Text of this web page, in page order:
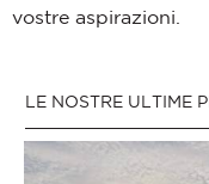
vostre aspirazioni.
LE NOSTRE ULTIME